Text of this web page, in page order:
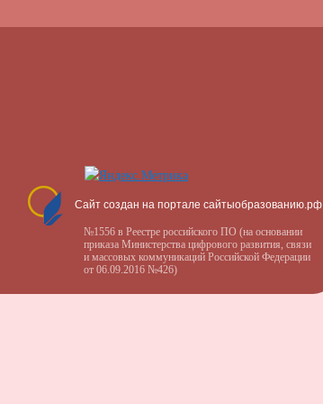
Сайт создан на портале сайтыобразованию.рф
№1556 в Реестре российского ПО (на основании
приказа Министерства цифрового развития, связи
и массовых коммуникаций Российской Федерации
от 06.09.2016 №426)